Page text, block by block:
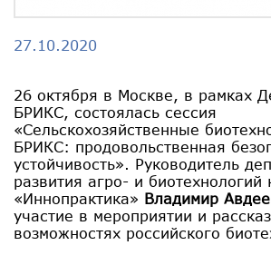
27.10.2020
26 октября в Москве, в рамках
БРИКС, состоялась сессия
«Сельскохозяйственные
БРИКС: продовольственная
устойчивость». Руководитель
развития агро- и биотехнологий
«Иннопрактика» Владимир
участие в мероприятии и
возможностях российского